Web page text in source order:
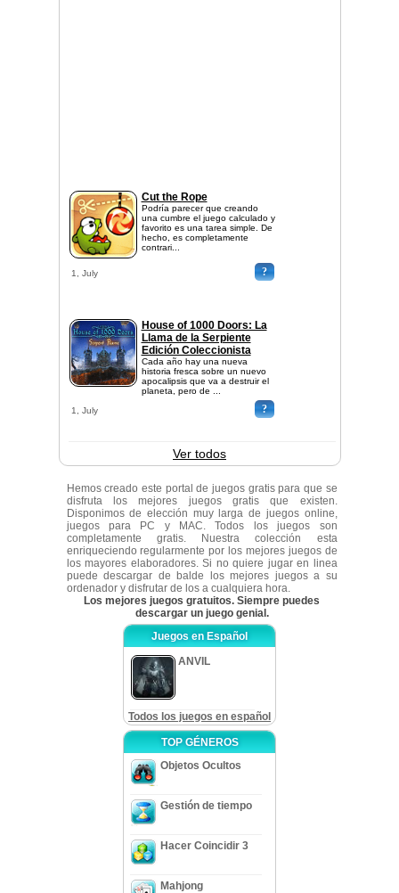
Cut the Rope
Podría parecer que creando
una cumbre el juego calculado y
favorito es una tarea simple. De
hecho, es completamente
contrari...
1, July ?
House of 1000 Doors: La
Llama de la Serpiente
Edición Coleccionista
Cada año hay una nueva
historia fresca sobre un nuevo
apocalipsis que va a destruir el
planeta, pero de ...
1, July
?
Ver todos
Hemos creado este portal de juegos gratis para que se
disfruta los mejores juegos gratis que existen.
Disponimos de elección muy larga de juegos online,
juegos para PC y MAC. Todos los juegos son
completamente gratis. Nuestra colección esta
enriqueciendo regularmente por los mejores juegos de
los mayores elaboradores. Si no quiere jugar en linea
puede descargar de balde los mejores juegos a su
ordenador y disfrutar de los a cualquiera hora.
Los mejores juegos gratuitos. Siempre puedes
descargar un juego genial.
Juegos en Español
ANVIL
Todos los juegos en español
TOP GÉNEROS
Objetos Ocultos
Gestión de tiempo
Hacer Coincidir 3
Mahjong